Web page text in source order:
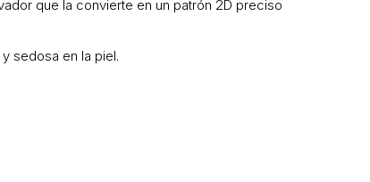
que la convierte en un patrón 2D preciso
sedosa en la piel.